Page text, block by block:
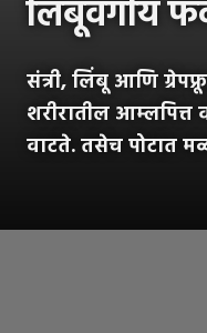
लिंबूवर्गीय
संत्री, लिंबू आणि
शरीरातील
वाटते. तसेच पोटात